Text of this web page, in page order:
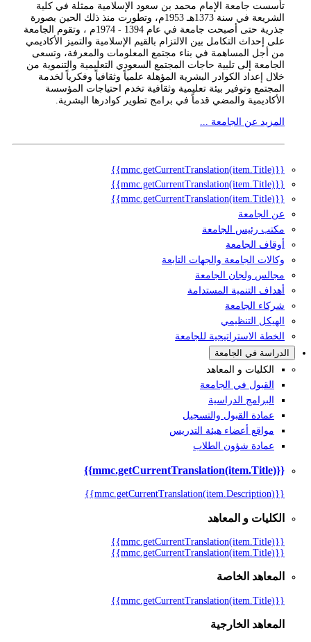
تأسست جامعة الإمام محمد بن سعود الإسلامية ممثلة في كلية
الشريعة في سنة 1373هـ 1953م، وتطورت منذ ذلك الحين بصورة
جذرية حتى أصبحت جامعة في عام 1394 - 1974م ، وتقوم الجامعة
على إحداث التكامل بين الالتزام بالقيم الإسلامية والتميز الأكاديمي
من أجل المساهمة في بناء مجتمع المعلومات والمعرفة، وتسعى
الجامعة إلى تلبية حاجات المجتمع السعودي التعليمية والتنموية من
خلال إعداد الكوادر البشرية المؤهلة علمياً وثقافياً وفكرياً لخدمة
المجتمع وتوفير بيئة تعليمية وثقافية تخدم احتياجات المؤسسة
الأكاديمية والمضي قدماً في برامج تطوير كوادرها البشرية.
المزيد عن الجامعة ...
{{mmc.getCurrentTranslation(item.Title)}}
{{mmc.getCurrentTranslation(item.Title)}}
{{mmc.getCurrentTranslation(item.Title)}}
عن الجامعة
مكتب رئيس الجامعة
أوقاف الجامعة
وكالات الجامعة والجهات التابعة
مجالس ولجان الجامعة
أهداف التنمية المستدامة
شركاء الجامعة
الهيكل التنظيمي
الخطة الاستراتيجية للجامعة
الدراسة في الجامعة
الكليات و المعاهد
القبول في الجامعة
البرامج الدراسية
عمادة القبول والتسجيل
مواقع أعضاء هيئة التدريس
عمادة شؤون الطلاب
{{mmc.getCurrentTranslation(item.Title)}}
{{mmc.getCurrentTranslation(item.Description)}}
الكليات و المعاهد
{{mmc.getCurrentTranslation(item.Title)}}
{{mmc.getCurrentTranslation(item.Title)}}
المعاهد الخاصة
{{mmc.getCurrentTranslation(item.Title)}}
المعاهد الخارجية